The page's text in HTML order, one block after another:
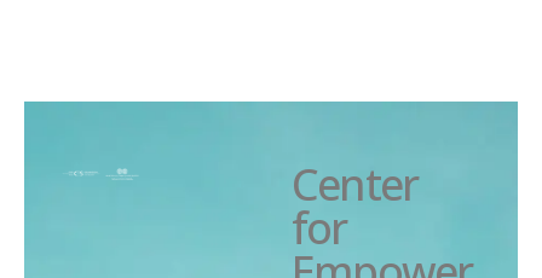
Center
for